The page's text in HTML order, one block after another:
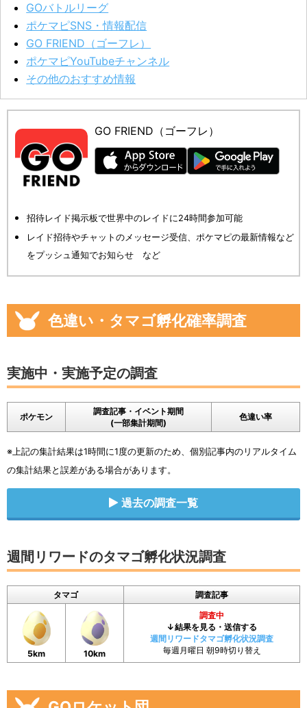
GOバトルリーグ
ポケマピSNS・情報配信
GO FRIEND（ゴーフレ）
ポケマピYouTubeチャンネル
その他のおすすめ情報
GO FRIEND（ゴーフレ）
招待レイド掲示板で世界中のレイドに24時間参加可能
レイド招待やチャットのメッセージ受信、ポケマピの最新情報など
をプッシュ通知でお知らせ など
色違い・タマゴ孵化確率調査
実施中・実施予定の調査
ポケモン
調査記事・イベント期間
(一部集計期間)
色違い率
※上記の集計結果は1時間に1度の更新のため、個別記事内のリアルタイム
の集計結果と誤差がある場合があります。
過去の調査一覧
週間リワードのタマゴ孵化状況調査
タマゴ 調査記事
5km 10km
調査中
↓結果を見る・送信する
週間リワードタマゴ孵化状況調査
毎週月曜日 朝9時切り替え